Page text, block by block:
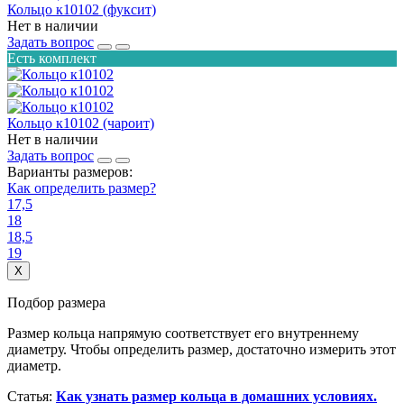
Кольцо к10102 (фуксит)
Нет в наличии
Задать вопрос
Есть комплект
Кольцо к10102 (чароит)
Нет в наличии
Задать вопрос
Варианты размеров:
Как определить размер?
17,5
18
18,5
19
X
Подбор размера
Размер кольца напрямую соответствует его внутреннему
диаметру. Чтобы определить размер, достаточно измерить этот
диаметр.
Статья: Как узнать размер кольца в домашних условиях.